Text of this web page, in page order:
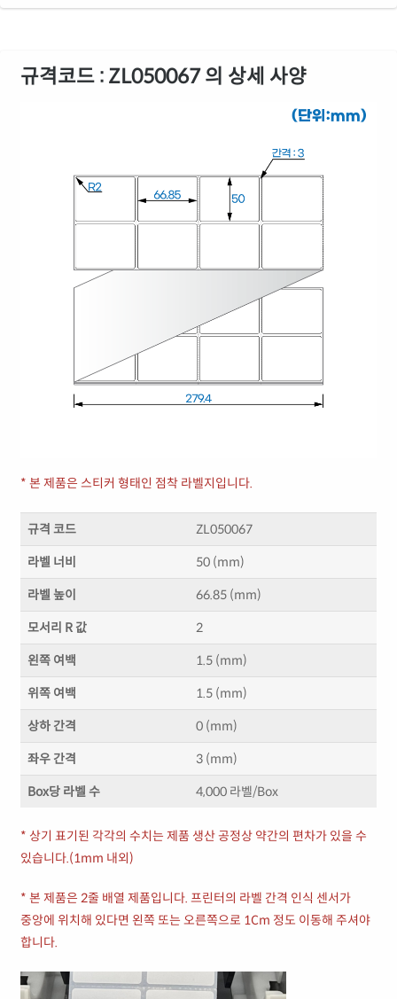
규격코드 : ZL050067 의 상세 사양
* 본 제품은 스티커 형태인 점착 라벨지입니다.
규격 코드 ZL050067
라벨 너비 50 (mm)
라벨 높이 66.85 (mm)
모서리 R 값 2
왼쪽 여백 1.5 (mm)
위쪽 여백 1.5 (mm)
상하 간격 0 (mm)
좌우 간격 3 (mm)
Box당 라벨 수 4,000 라벨/Box
* 상기 표기된 각각의 수치는 제품 생산 공정상 약간의 편차가 있을 수
있습니다.(1mm 내외)
* 본 제품은 2줄 배열 제품입니다. 프린터의 라벨 간격 인식 센서가
중앙에 위치해 있다면 왼쪽 또는 오른쪽으로 1Cm 정도 이동해 주셔야
합니다.